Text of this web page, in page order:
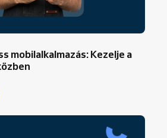
mobilalkalmazás: Kezelje a